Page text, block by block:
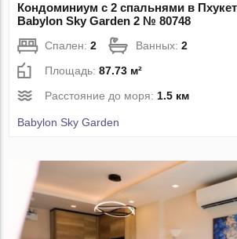
Кондоминиум с 2 спальнями в
Babylon Sky Garden 2 № 80748
Спален:2 Ванных:2
Площадь:87.73 м²
Расстояние до моря: 1.5 км
Babylon Sky Garden